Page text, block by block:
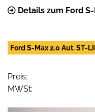
Details zum Ford
Ford S-Max 2.0 Aut. ST-
Preis:
MWSt: